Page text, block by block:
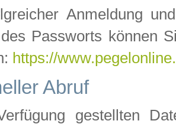
Anmeldung
Passworts können
https://
Abruf
gestellten